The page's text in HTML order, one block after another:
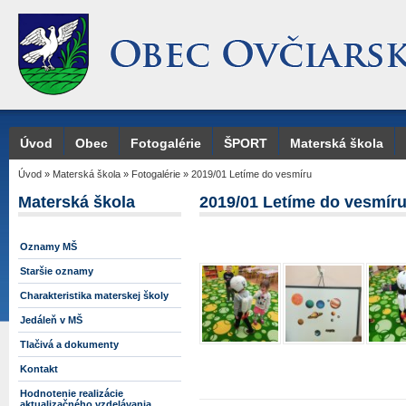
Úvod Obec Fotogalérie ŠPORT Materská škola
Úvod » Materská škola » Fotogalérie » 2019/01 Letíme do vesmíru
Materská škola
Oznamy MŠ
Staršie oznamy
Charakteristika materskej školy
Jedáleň v MŠ
Tlačivá a dokumenty
Kontakt
Hodnotenie realizácie
2019/01 Letíme do vesmíru